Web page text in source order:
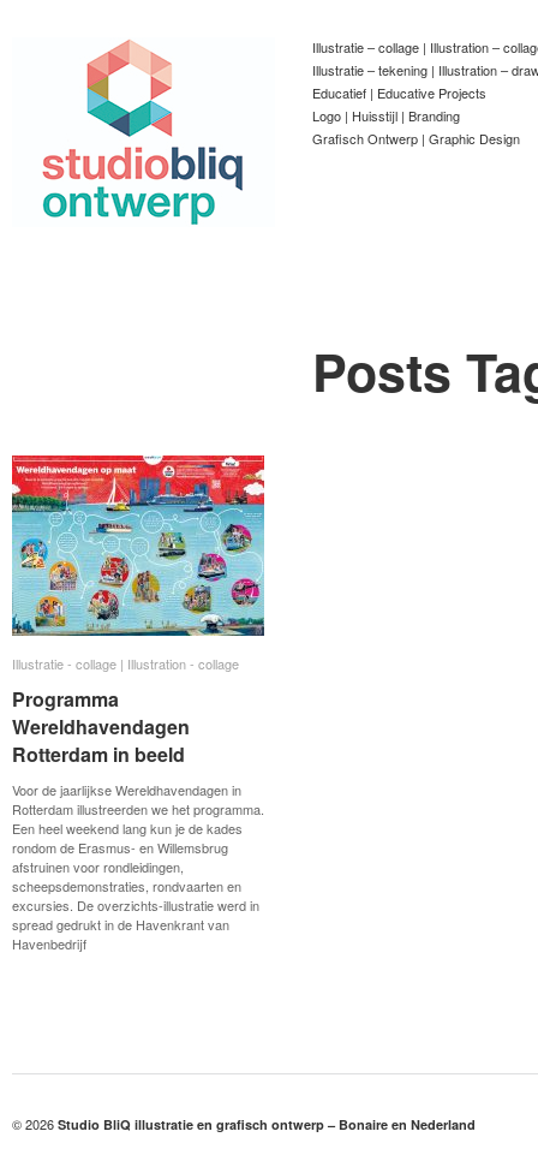
Illustratie – collage | Illustration –
Illustratie – tekening | Illustration –
Educatief | Educative Projects
Logo | Huisstijl | Branding
Grafisch Ontwerp | Graphic Design
Posts
Illustratie - collage | Illustration - collage
Programma
Wereldhavendagen
Rotterdam in beeld
Voor de jaarlijkse Wereldhavendagen in
Rotterdam illustreerden we het programma.
Een heel weekend lang kun je de kades
rondom de Erasmus- en Willemsbrug
afstruinen voor rondleidingen,
scheepsdemonstraties, rondvaarten en
excursies. De overzichts-illustratie werd in
spread gedrukt in de Havenkrant van
Havenbedrijf
Illustratie - collage | Illustration - collage
Programma
Wereldhavendagen
Rotterdam in beeld
© 2026 Studio BliQ illustratie en grafisch ontwerp – Bonaire en Nederland